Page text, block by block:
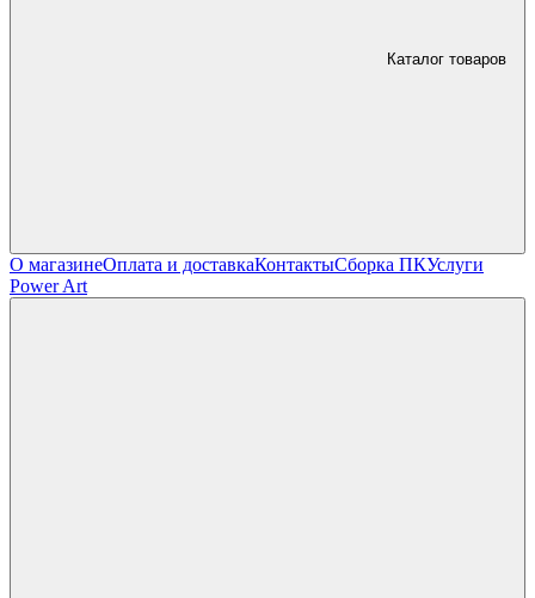
Каталог товаров
О магазинеОплата и доставкаКонтактыСборка ПКУслуги
Power Art